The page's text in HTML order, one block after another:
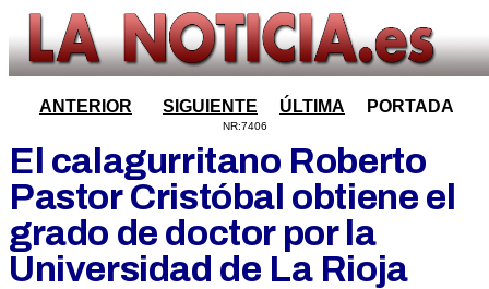
ANTERIOR SIGUIENTE ÚLTIMA PORTADA
NR:7406
El calagurritano Roberto
Pastor Cristóbal obtiene el
grado de doctor por la
Universidad de La Rioja